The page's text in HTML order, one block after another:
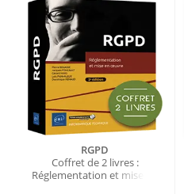
RGPD
Coffret de 2 livres :
Réglementation et mise en